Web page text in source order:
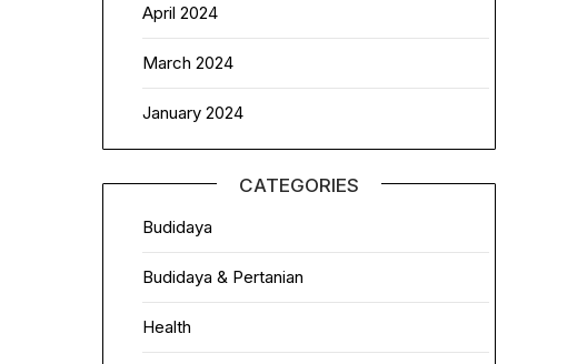
April 2024
March 2024
January 2024
CATEGORIES
Budidaya
Budidaya & Pertanian
Health